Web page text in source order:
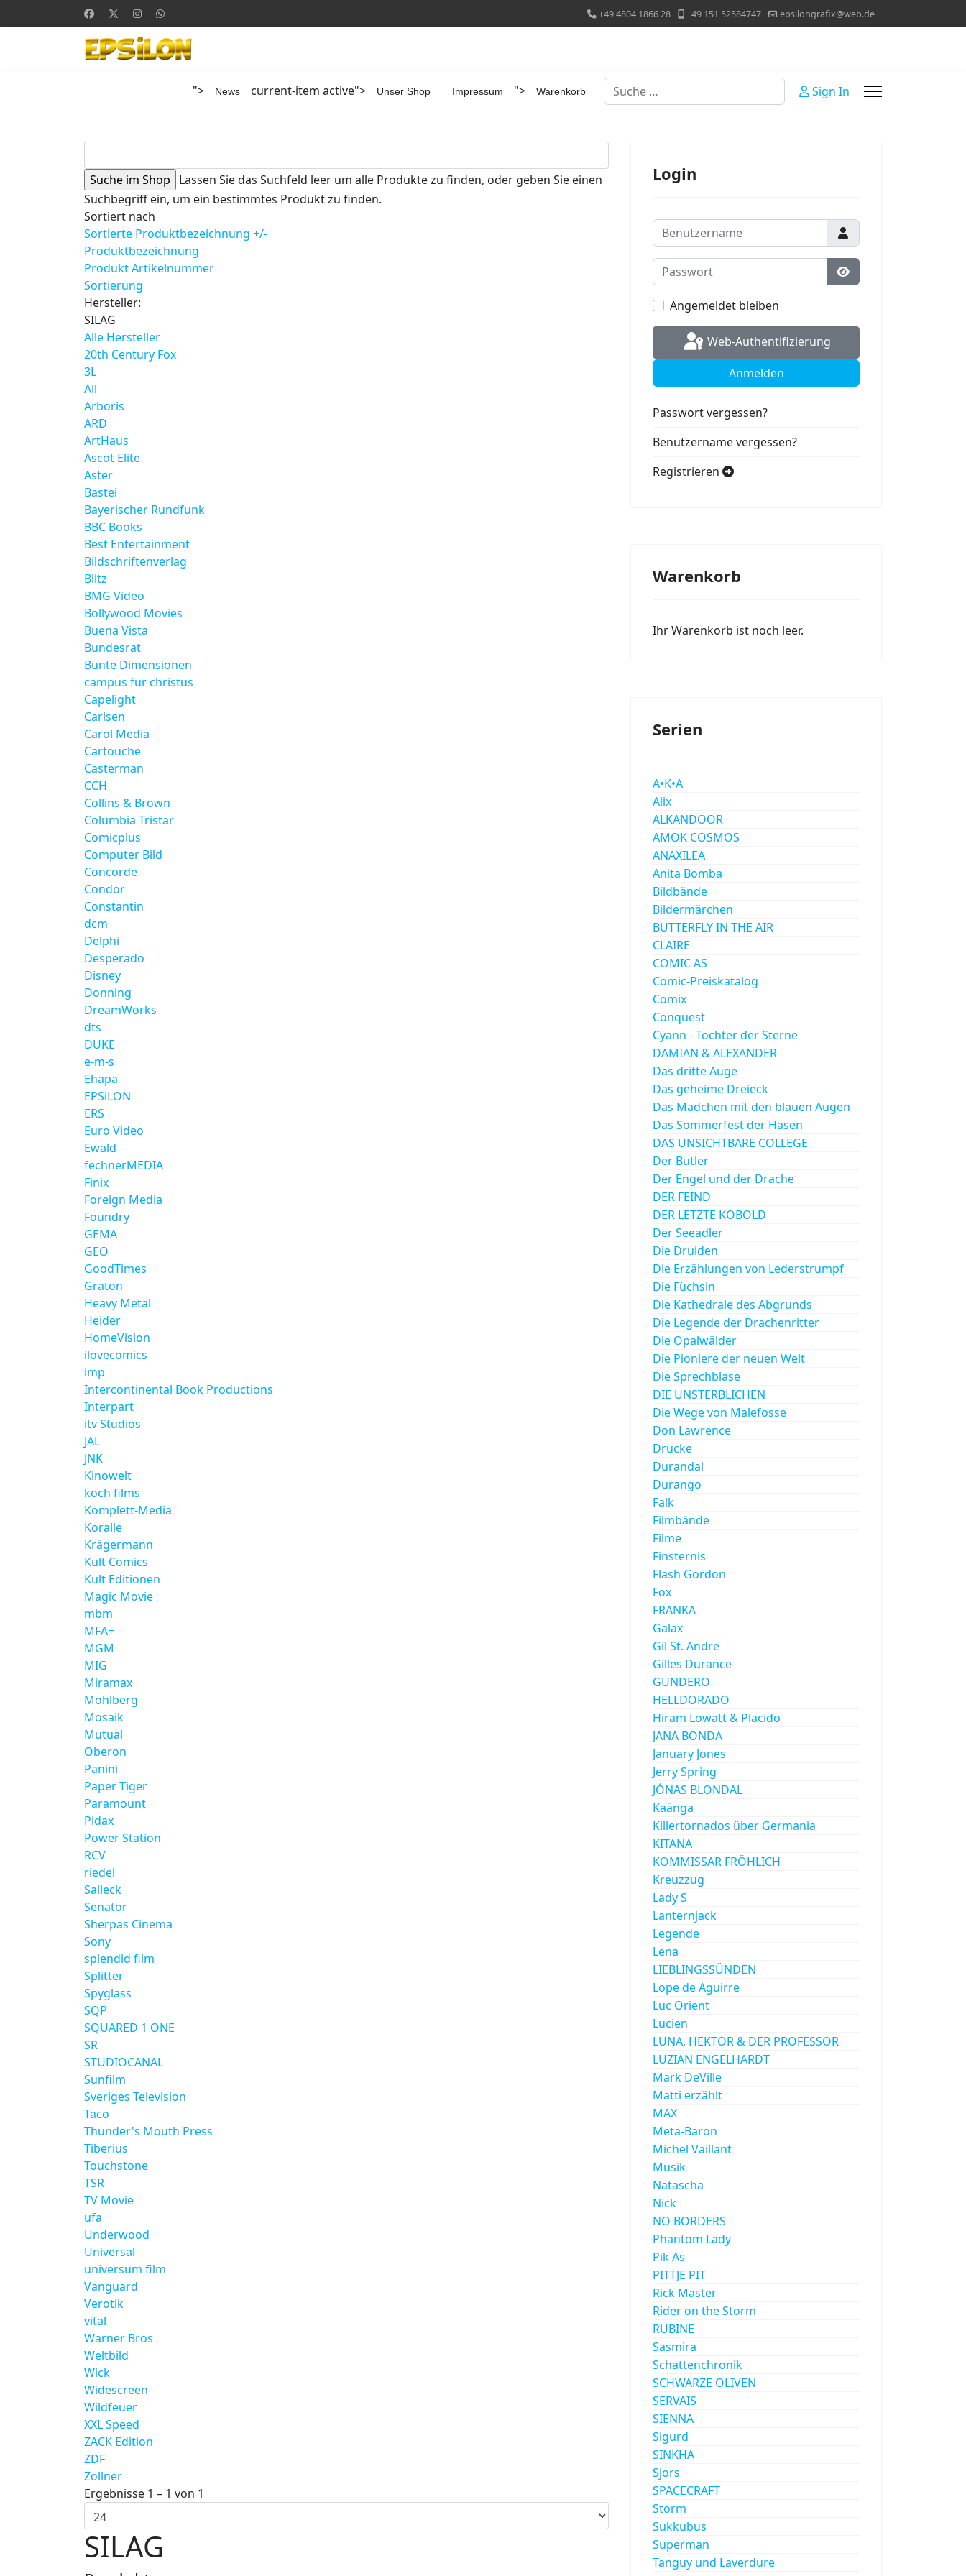
+49 4804 1866 28 +49 151 52584747 epsilongrafix@web.de
"> News current-item active"> Unser Shop Impressum "> Warenkorb Suchen Sign In
Lassen Sie das Suchfeld leer um alle Produkte zu finden, oder geben Sie einen
Suchbegriff ein, um ein bestimmtes Produkt zu finden.
Sortiert nach
Sortierte Produktbezeichnung +/-
Produktbezeichnung
Produkt Artikelnummer
Sortierung
Hersteller:
SILAG
Alle Hersteller
20th Century Fox
3L
All
Arboris
ARD
ArtHaus
Ascot Elite
Aster
Bastei
Bayerischer Rundfunk
BBC Books
Best Entertainment
Bildschriftenverlag
Blitz
BMG Video
Bollywood Movies
Buena Vista
Bundesrat
Bunte Dimensionen
campus für christus
Capelight
Carlsen
Carol Media
Cartouche
Casterman
CCH
Collins & Brown
Columbia Tristar
Comicplus
Computer Bild
Concorde
Condor
Constantin
dcm
Delphi
Desperado
Disney
Donning
DreamWorks
dts
DUKE
e-m-s
Ehapa
EPSiLON
ERS
Euro Video
Ewald
fechnerMEDIA
Finix
Foreign Media
Foundry
GEMA
GEO
GoodTimes
Graton
Heavy Metal
Heider
HomeVision
ilovecomics
imp
Intercontinental Book Productions
Interpart
itv Studios
JAL
JNK
Kinowelt
koch films
Komplett-Media
Koralle
Krägermann
Kult Comics
Kult Editionen
Magic Movie
mbm
MFA+
MGM
MIG
Miramax
Mohlberg
Mosaik
Mutual
Oberon
Panini
Paper Tiger
Paramount
Pidax
Power Station
RCV
riedel
Salleck
Senator
Sherpas Cinema
Sony
splendid film
Splitter
Spyglass
SQP
SQUARED 1 ONE
SR
STUDIOCANAL
Sunfilm
Sveriges Television
Taco
Thunder's Mouth Press
Tiberius
Touchstone
TSR
TV Movie
ufa
Underwood
Universal
universum film
Vanguard
Verotik
vital
Warner Bros
Weltbild
Wick
Widescreen
Wildfeuer
XXL Speed
ZACK Edition
ZDF
Zollner
Ergebnisse 1 – 1 von 1
SILAG
Login
Benutzername
Passwort
Passwort anzeigen
Angemeldet bleiben
Web-Authentifizierung
Anmelden
Passwort vergessen?
Benutzername vergessen?
Registrieren
Warenkorb
Ihr Warenkorb ist noch leer.
Serien
A•K•A
Alix
ALKANDOOR
AMOK COSMOS
ANAXILEA
Anita Bomba
Bildbände
Bildermärchen
BUTTERFLY IN THE AIR
CLAIRE
COMIC AS
Comic-Preiskatalog
Comix
Conquest
Cyann - Tochter der Sterne
DAMIAN & ALEXANDER
Das dritte Auge
Das geheime Dreieck
Das Mädchen mit den blauen Augen
Das Sommerfest der Hasen
DAS UNSICHTBARE COLLEGE
Der Butler
Der Engel und der Drache
DER FEIND
DER LETZTE KOBOLD
Der Seeadler
Die Druiden
Die Erzählungen von Lederstrumpf
Die Füchsin
Die Kathedrale des Abgrunds
Die Legende der Drachenritter
Die Opalwälder
Die Pioniere der neuen Welt
Die Sprechblase
DIE UNSTERBLICHEN
Die Wege von Malefosse
Don Lawrence
Drucke
Durandal
Durango
Falk
Filmbände
Filme
Finsternis
Flash Gordon
Fox
FRANKA
Galax
Gil St. Andre
Gilles Durance
GUNDERO
HELLDORADO
Hiram Lowatt & Placido
JANA BONDA
January Jones
Jerry Spring
JÓNAS BLONDAL
Kaänga
Killertornados über Germania
KITANA
KOMMISSAR FRÖHLICH
Kreuzzug
Lady S
Lanternjack
Legende
Lena
LIEBLINGSSÜNDEN
Lope de Aguirre
Luc Orient
Lucien
LUNA, HEKTOR & DER PROFESSOR
LUZIAN ENGELHARDT
Mark DeVille
Matti erzählt
MÄX
Meta-Baron
Michel Vaillant
Musik
Natascha
Nick
NO BORDERS
Phantom Lady
Pik As
PITTJE PIT
Rick Master
Rider on the Storm
RUBINE
Sasmira
Schattenchronik
SCHWARZE OLIVEN
SERVAIS
SIENNA
Sigurd
SINKHA
Sjors
SPACECRAFT
Storm
Sukkubus
Superman
Tanguy und Laverdure